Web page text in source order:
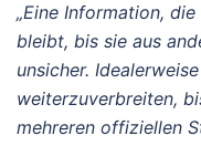
„Eine Information,
bleibt, bis sie aus
unsicher.
weiterzuverbreiten,
mehreren offiziellen